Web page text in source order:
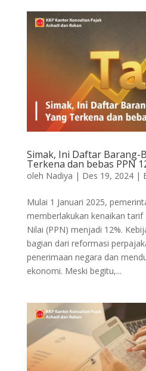
Simak, Ini Daftar Barang-
Terkena dan bebas PPN
oleh Nadiya | Des 19, 2024|
Mulai 1 Januari 2025,
memberlakukan kenaikan
Nilai (PPN) menjadi 12%.
bagian dari reformasi
penerimaan negara dan
ekonomi. Meski begitu,...